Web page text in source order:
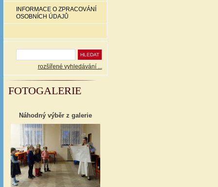
INFORMACE O ZPRACOVÁNÍ
OSOBNÍCH ÚDAJŮ
rozšířené vyhledávání ...
FOTOGALERIE
Náhodný výběr z galerie